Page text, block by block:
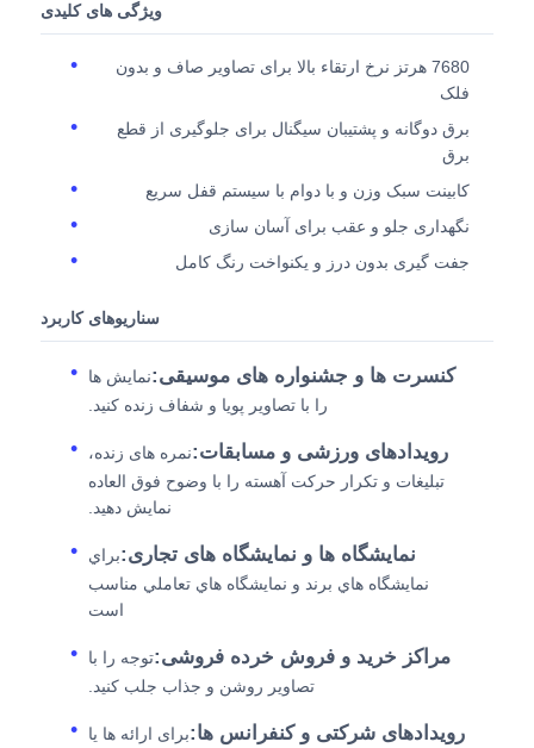
ویژگی های کلیدی
7680 هرتز نرخ ارتقاء بالا برای تصاویر صاف و بدون
فلک
برق دوگانه و پشتیبان سیگنال برای جلوگیری از قطع
برق
کابینت سبک وزن و با دوام با سیستم قفل سریع
نگهداری جلو و عقب برای آسان سازی
جفت گیری بدون درز و یکنواخت رنگ کامل
سناریوهای کاربرد
کنسرت ها و جشنواره های موسیقی:نمایش ها
را با تصاویر پویا و شفاف زنده کنید.
رویدادهای ورزشی و مسابقات:نمره های زنده،
تبلیغات و تکرار حرکت آهسته را با وضوح فوق العاده
نمایش دهید.
نمایشگاه ها و نمایشگاه های تجاری:براي
نمايشگاه هاي برند و نمايشگاه هاي تعاملي مناسب
است
مراکز خرید و فروش خرده فروشی:توجه را با
تصاویر روشن و جذاب جلب کنید.
رویدادهای شرکتی و کنفرانس ها:برای ارائه ها یا